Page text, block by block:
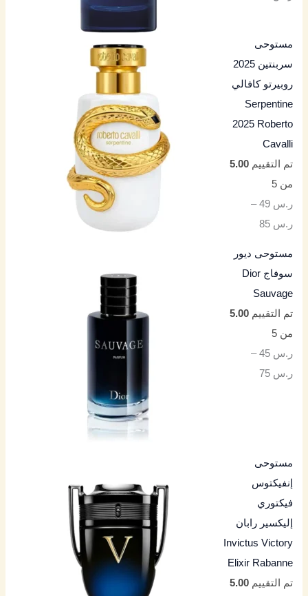
مستوحى
سربنتين 2025
روبيرتو كافالي
Serpentine
2025 Roberto
Cavalli
تم التقييم5.00
من 5
ر.س 49
–
ر.س 85
مستوحى ديور
سوفاج Dior
Sauvage
تم التقييم5.00
من 5
ر.س 45
–
ر.س 75
مستوحى
إنفيكتوس
فيكتوري
إليكسير رابان
Invictus Victory
Elixir Rabanne
تم التقييم5.00